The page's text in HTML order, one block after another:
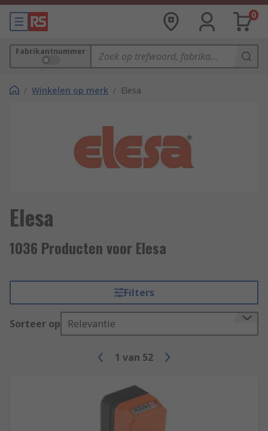
0
Fabrikantnummer
/ Winkelen op merk / Elesa
Elesa
1036 Producten voor Elesa
Filters
Sorteer op Relevantie
1 van 52